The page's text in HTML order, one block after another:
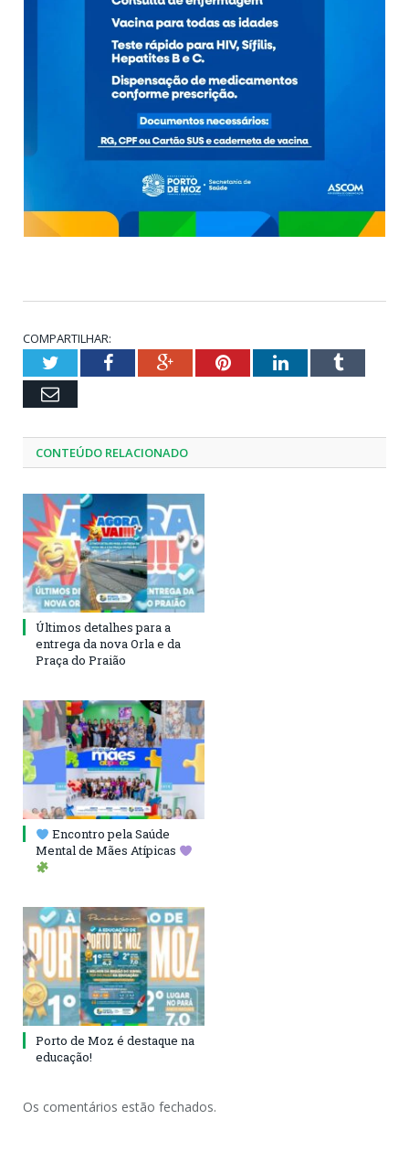
COMPARTILHAR:
TwitterFacebookGoogle+PinterestLinkedInTumblr
Email
CONTEÚDO RELACIONADO
Últimos detalhes para a
entrega da nova Orla e da
Praça do Praião
Encontro pela Saúde
Mental de Mães Atípicas
Porto de Moz é destaque na
educação!
Os comentários estão fechados.